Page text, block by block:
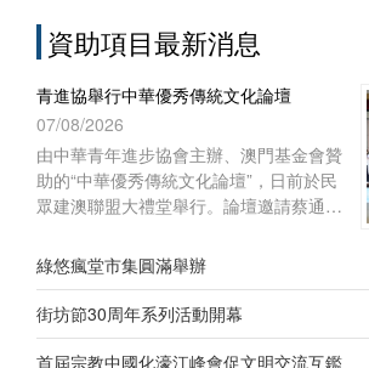
為期七天的文化交流與研習體驗之旅。
利舉行。澳門基金會作為澳門出版界代表
再度參展，攜近年出版的多領域精品圖書
亮相，向內地及各地讀者展現澳門豐富的
出版成果與文化底蘊。
資助項目最新消息
青進協舉行中華優秀傳統文化論壇
07/08/2026
由中華青年進步協會主辦、澳門基金會贊
助的“中華優秀傳統文化論壇”，日前於民
眾建澳聯盟大禮堂舉行。論壇邀請蔡通中
新發展”為題，吸引六十名來自台灣地區
及澳門本地青年踴躍參與，現場互動熱
烈。
綠悠瘋堂市集圓滿舉辦
街坊節30周年系列活動開幕
首屆宗教中國化濠江峰會促文明交流互鑑